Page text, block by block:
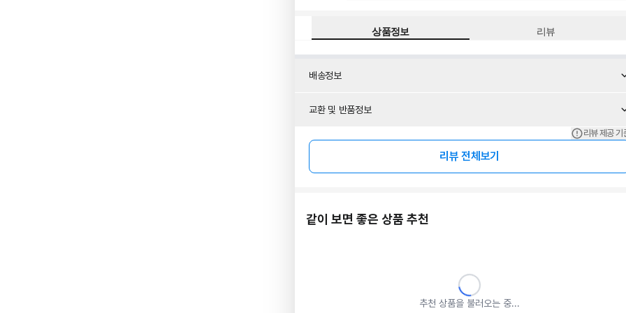
상품정보 리뷰
배송정보
교환 및 반품정보
리뷰 제공 기
리뷰 전체보기
같이 보면 좋은 상품 추천
추천 상품을 불러오는 중...